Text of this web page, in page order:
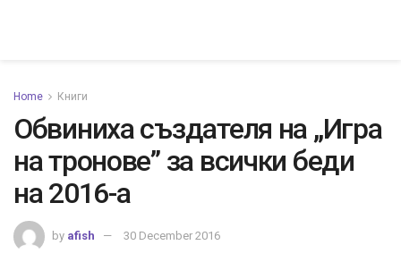
Home Книги
Обвиниха създателя на „Игра
на тронове” за всички беди
на 2016-a
by afish 30 December 2016